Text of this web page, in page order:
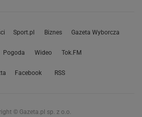
Sport.pl Biznes Gazeta Wyborcza
Pogoda Wideo Tok.FM
Facebook RSS
© Gazeta.pl sp. z o.o.